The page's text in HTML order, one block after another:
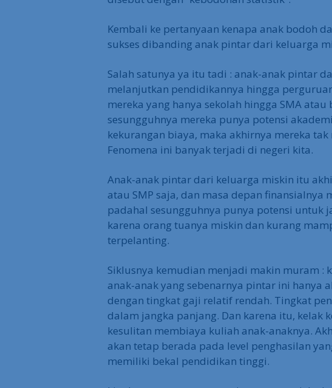
Kembali ke pertanyaan kenapa anak bodoh
sukses dibanding anak pintar dari keluarga
Salah satunya ya itu tadi : anak-anak pintar
melanjutkan pendidikannya hingga
mereka yang hanya sekolah hingga SMA atau
sesungguhnya mereka punya potensi
kekurangan biaya, maka akhirnya mereka
Fenomena ini banyak terjadi di negeri kita.
Anak-anak pintar dari keluarga miskin itu
atau SMP saja, dan masa depan
padahal sesungguhnya punya potensi untuk
karena orang tuanya miskin dan kurang
terpelanting.
Siklusnya kemudian menjadi makin muram :
anak-anak yang sebenarnya pintar ini hanya
dengan tingkat gaji relatif rendah. Tingkat
dalam jangka panjang. Dan karena itu, kelak
kesulitan membiaya kuliah anak-anaknya.
akan tetap berada pada level penghasilan
memiliki bekal pendidikan tinggi.